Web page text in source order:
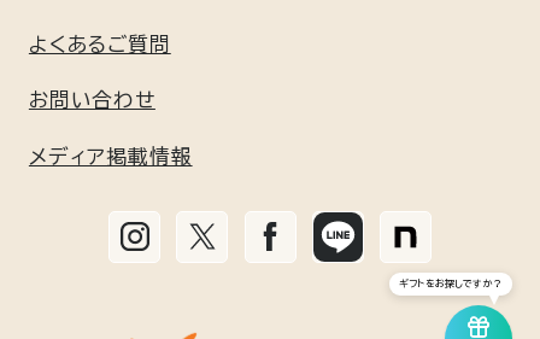
GEL / BATH
リフレッシュ
リチャージ＋
リカバリーパジャマ
リカバリージャージ
利用規約
お手入れ方法と無料修理サービス
よくあるご質問
お問い合わせ
メディア掲載情報
ギフトをお探しですか？